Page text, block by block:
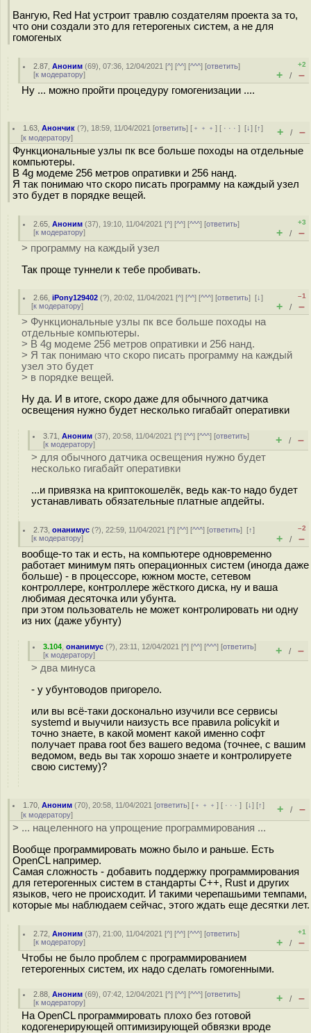
Вангую, Red Hat устроит травлю создателям проекта за то,
что они создали это для гетерогеных систем, а не для
гомогеных
2.87 ,Аноним (69), 07:36, 12/04/2021 [^] [^^] [^^^] [ответить]
[к модератору]
+2
+ / –
Ну ... можно пройти процедуру гомогенизации ....
1.63 ,Анончик (?), 18:59, 11/04/2021 [ответить] [ ﹢﹢﹢] [ · · ·][↓] [↑]
[к модератору] + / –
Функциональные узлы пк все больше походы на отдельные
компьютеры.
В 4g модеме 256 метров опративки и 256 нанд.
Я так понимаю что скоро писать программу на каждый узел
это будет в порядке вещей.
2.65 ,Аноним (37), 19:10, 11/04/2021 [^] [^^] [^^^] [ответить]
[к модератору]
+3
+ / –
> программу на каждый узел
Так проще туннели к тебе пробивать.
2.66 ,iPony129402 (?), 20:02, 11/04/2021 [^] [^^] [^^^] [ответить][↓]
[к модератору]
–1
+ / –
> Функциональные узлы пк все больше походы на
отдельные компьютеры.
> В 4g модеме 256 метров опративки и 256 нанд.
> Я так понимаю что скоро писать программу на каждый
узел это будет
> в порядке вещей.
Ну да. И в итоге, скоро даже для обычного датчика
освещения нужно будет несколько гигабайт оперативки
3.71 ,Аноним (37), 20:58, 11/04/2021 [^] [^^] [^^^] [ответить]
[к модератору] + / –
> для обычного датчика освещения нужно будет
несколько гигабайт оперативки
...и привязка на криптокошелёк, ведь как-то надо будет
устанавливать обязательные платные апдейты.
2.73 ,онанимус (?), 22:59, 11/04/2021 [^] [^^] [^^^] [ответить][↑]
[к модератору]
–2
+ / –
вообще-то так и есть, на компьютере одновременно
работает минимум пять операционных систем (иногда даже
больше) - в процессоре, южном мосте, сетевом
контроллере, контроллере жёсткого диска, ну и ваша
любимая десяточка или убунта.
при этом пользователь не может контролировать ни одну
из них (даже убунту)
3.104 ,онанимус (?), 23:11, 12/04/2021 [^] [^^] [^^^] [ответить]
[к модератору] + / –
> два минуса
- у убунтоводов пригорело.
или вы всё-таки досконально изучили все сервисы
systemd и выучили наизусть все правила policykit и
точно знаете, в какой момент какой именно софт
получает права root без вашего ведома (точнее, с вашим
ведомом, ведь вы так хорошо знаете и контролируете
свою систему)?
1.70 ,Аноним (70), 20:58, 11/04/2021 [ответить] [ ﹢﹢﹢] [ · · ·][↓] [↑]
[к модератору] + / –
> ... нацеленного на упрощение программирования ...
Вообще программировать можно было и раньше. Есть
OpenCL например.
Самая сложность - добавить поддержку программирования
для гетерогенных систем в стандарты C++, Rust и других
языков, чего не происходит. И такими черепашьими темпами,
которые мы наблюдаем сейчас, этого ждать еще десятки лет.
2.72 ,Аноним (37), 21:00, 11/04/2021 [^] [^^] [^^^] [ответить]
[к модератору]
+1
+ / –
Чтобы не было проблем с программированием
гетерогенных систем, их надо сделать гомогенными.
2.88 ,Аноним (69), 07:42, 12/04/2021 [^] [^^] [^^^] [ответить]
[к модератору] + / –
На OpenCL программировать плохо без готовой
кодогенерирующей оптимизирующей обвязки вроде